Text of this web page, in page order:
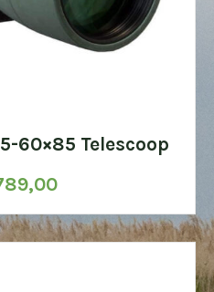
60×85 Telescoop